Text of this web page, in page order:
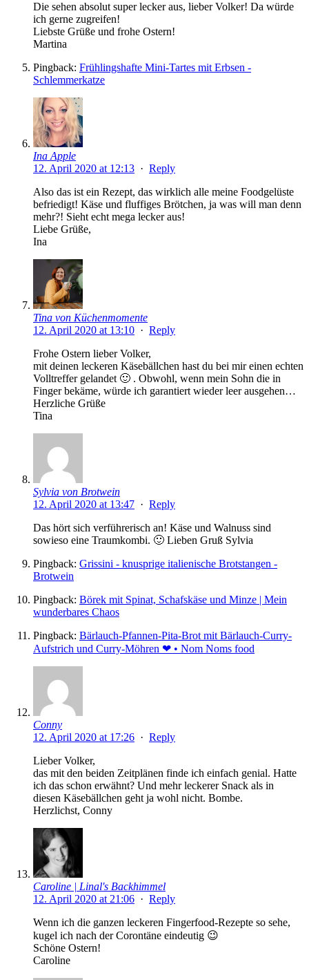
Die sehen absolut super lecker aus, lieber Volker! Da würde
ich gerne zugreifen!
Liebste Grüße und frohe Ostern!
Martina
Pingback: Frühlingshafte Mini-Tartes mit Erbsen -
Schlemmerkatze
Ina Apple
12. April 2020 at 12:13 · Reply
Also das ist ein Rezept, das wirklich alle meine Foodgelüste
befriedigt! Käse und fluffiges Brötchen, ja was will man denn
mehr?! Sieht echt mega lecker aus!
Liebe Grüße,
Ina
Tina von Küchenmomente
12. April 2020 at 13:10 · Reply
Frohe Ostern lieber Volker,
mit deinen leckeren Käsebällchen hast du bei mir einen echten
Volltreffer gelandet 🙂 . Obwohl, wenn mein Sohn die in
Finger bekäme, würde ich garantiert wieder leer ausgehen…
Herzliche Grüße
Tina
Sylvia von Brotwein
12. April 2020 at 13:47 · Reply
Das hört sich verführerisch an! Käse und Walnuss sind
sowieso eine Traumkombi. 🙂 Lieben Gruß Sylvia
Pingback: Grissini - knusprige italienische Brotstangen -
Brotwein
Pingback: Börek mit Spinat, Schafskäse und Minze | Mein
wunderbares Chaos
Pingback: Bärlauch-Pfannen-Pita-Brot mit Bärlauch-Curry-
Aufstrich und Curry-Möhren ❤ • Nom Noms food
Conny
12. April 2020 at 17:26 · Reply
Lieber Volker,
das mit den beiden Zeitplänen finde ich einfach genial. Hatte
ich das schon erwähnt? Und mehr leckerer Snack als in
diesen Käsebällchen geht ja wohl nicht. Bombe.
Herzlichst, Conny
Caroline | Linal's Backhimmel
12. April 2020 at 21:06 · Reply
Wenn ich die ganzen leckeren Fingerfood-Rezepte so sehe,
kugel ich nach der Corontäne eindeutig 😉
Schöne Ostern!
Caroline